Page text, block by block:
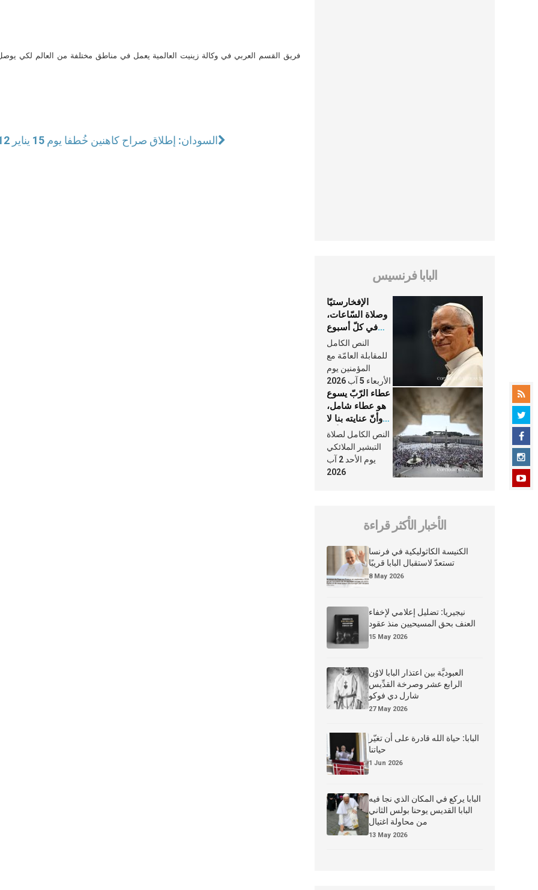
فريق القسم العربي في وكالة زينيت العالمية يعمل في مناطق مختلفة من العالم لكي
السودان: إطلاق صراح كاهنين خُطفا يوم 15 يناير 2012
البابا فرنسيس
الإفخارستيّا
وصلاة السّاعات،
في كلّ أسبوع
وكلّ يوم، هما
النَّفَس في حياة
الكنيسة
النص الكامل
للمقابلة العامّة مع
المؤمنين يوم
الأربعاء 5 آب 2026
عطاء الرّبّ يسوع
هو عطاء شامل،
وأنّ عنايته بنا لا
تغيب عنّا أبدًا
النص الكامل لصلاة
التبشير الملائكي
يوم الأحد 2 آب
2026
الأخبار الأكثر قراءة
الكنيسة الكاثوليكية في فرنسا
تستعدّ لاستقبال البابا قريبًا
8 May 2026
نيجيريا: تضليل إعلامي لإخفاء
العنف بحق المسيحيين منذ عقود
15 May 2026
العبوديَّة بين اعتذار البابا لاوُن
الرابع عشر وصرخة القدِّيس
شارل دي فوكو
27 May 2026
البابا: حياة الله قادرة على أن تغيّر
حياتنا
1 Jun 2026
البابا يركع في المكان الذي نجا فيه
البابا القديس يوحنا بولس الثاني
من محاولة اغتيال
13 May 2026